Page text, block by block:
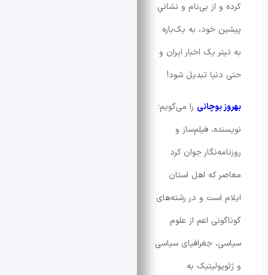
از بی‌نام و نشانیِ
خود، به یک‌باره
یک اخبار ایران و
تبدیل شود!
را می‌گویم؛
فیلم‌ساز و
جوان کرد
اهل استان
و در رشته‌های
اعم از علوم
جغرافیای سیاسی
به